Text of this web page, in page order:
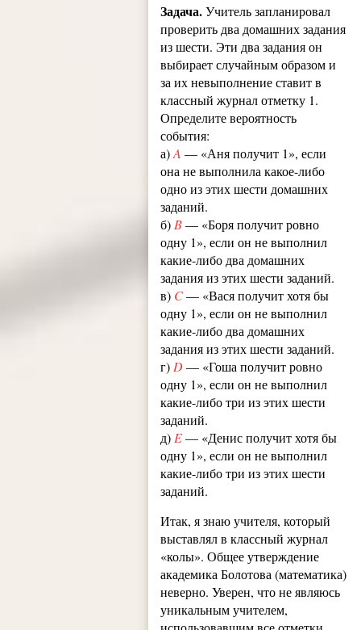
Задача.Учитель запланировал
проверить два домашних задания
из шести. Эти два задания он
выбирает случайным образом и
за их невыполнение ставит в
классный журнал отметку 1.
Определите вероятность
события:
а)A — «Аня получит 1», если
она не выполнила какое-либо
одно из этих шести домашних
заданий.
б) B— «Боря получит ровно
одну 1», если он не выполнил
какие-либо два домашних
задания из этих шести заданий.
в) C— «Вася получит хотя бы
одну 1», если он не выполнил
какие-либо два домашних
задания из этих шести заданий.
г) D— «Гоша получит ровно
одну 1», если он не выполнил
какие-либо три из этих шести
заданий.
д) E— «Денис получит хотя бы
одну 1», если он не выполнил
какие-либо три из этих шести
заданий.
Итак, я знаю учителя, который
выставлял в классный журнал
«колы». Общее утверждение
академика Болотова (математика)
неверно. Уверен, что не являюсь
уникальным учителем,